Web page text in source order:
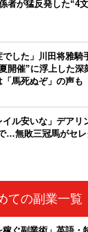
者が猛反発した“4
でした」川田将雅騎
開催”に浮上した深
馬死ぬぞ」の声も
イル安いな」デアリ
…無敗三冠馬がセ
ての副業一覧